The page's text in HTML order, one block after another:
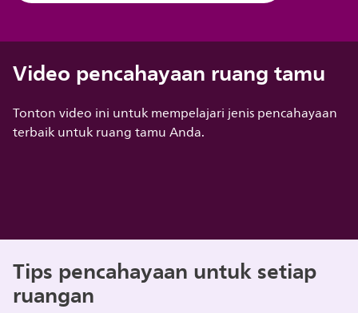
Video pencahayaan ruang tamu
Tonton video ini untuk mempelajari jenis pencahayaan
terbaik untuk ruang tamu Anda.
Tips pencahayaan untuk setiap
ruangan